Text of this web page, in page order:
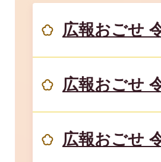
広報おごせ
広報おごせ
広報おごせ